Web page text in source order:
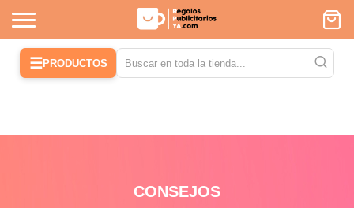
☰PRODUCTOS
CONSEJOS